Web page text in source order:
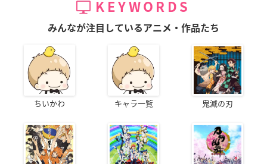
KEYWORDS
みんなが注目しているアニメ・作品たち
ちいかわ キャラ一覧 鬼滅の刃